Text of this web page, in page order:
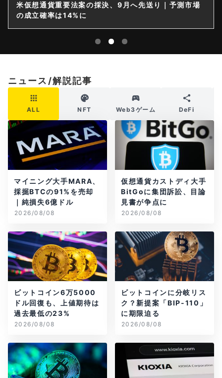
米仮想通貨重要法案の採決、9月へ先送り｜予測市場
の成立確率は14%に
ニュース/解説記事
ALL NFT Web3ゲーム DeFi
マイニング大手MARA、
採掘BTCの91%を売却
｜純損失6億ドル
2026/08/08
仮想通貨カストディ大手
BitGoに集団訴訟、目論
見書が争点に
2026/08/08
ビットコイン6万5000
ドル回復も、上値期待は
過去最低の23%
2026/08/08
ビットコインに分岐リス
ク？新提案「BIP-110」
に期限迫る
2026/08/08